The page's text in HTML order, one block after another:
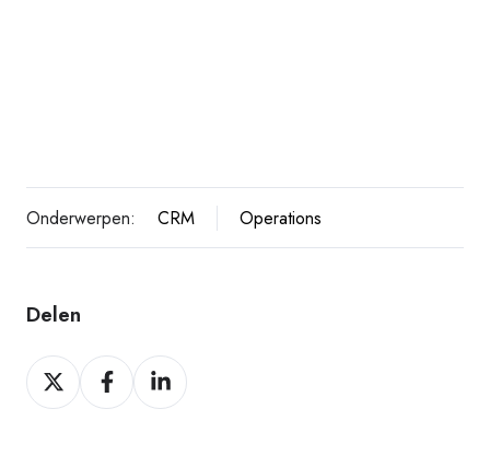
Onderwerpen: CRM Operations
Delen
Delen
op
Delen
op
Delen
op